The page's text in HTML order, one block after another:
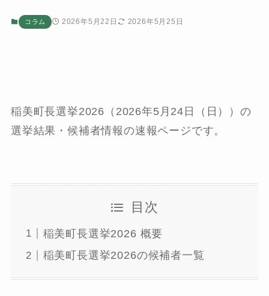
コラム 2026年5月22日 2026年5月25日
稲美町長選挙2026（2026年5月24日（日））の
選挙結果・候補者情報の速報ページです。
目次
稲美町長選挙2026 概要
稲美町長選挙2026の候補者一覧